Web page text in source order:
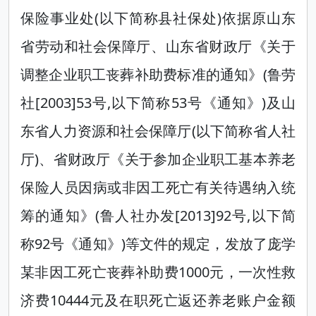
保险事业处(以下简称县社保处)依据原山东
省劳动和社会保障厅、山东省财政厅《关于
调整企业职工丧葬补助费标准的通知》(鲁劳
社[2003]53号,以下简称53号《通知》)及山
东省人力资源和社会保障厅(以下简称省人社
厅)、省财政厅《关于参加企业职工基本养老
保险人员因病或非因工死亡有关待遇纳入统
筹的通知》(鲁人社办发[2013]92号,以下简
称92号《通知》)等文件的规定，发放了庞学
某非因工死亡丧葬补助费1000元，一次性救
济费10444元及在职死亡返还养老账户金额